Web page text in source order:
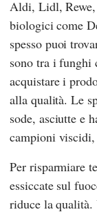
Aldi, Lidl,Rewe
biologici come
spesso puoi
sono tra i funghi
acquistare i
alla qualità. Le
sode, asciutte e
campioni
Per risparmiare
essiccate sul
riduce la qualità.